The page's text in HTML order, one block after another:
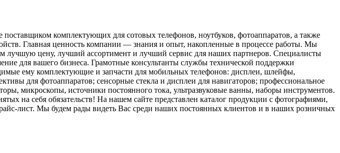
комплектующих для сотовых телефонов, ноутбуков, фотоаппаратов, а также
Главная ценность компании — знания и опыт, накопленные в процессе работы. Мы
лучшую цену, лучший ассортимент и лучший сервис для наших партнеров. Специалисты
для вашего бизнеса. Грамотные консультанты службы технической поддержки
ему комплектующие и запчасти для мобильных телефонов: дисплеи, шлейфы,
для фотоаппаратов; сенсорные стекла и дисплеи для навигаторов; профессиональное
микроскопы, источники постоянного тока, ультразвуковые ванны, наборы инструментов.
на себя обязательств! На нашем сайте представлен каталог продукции с фотографиями,
лист. Мы будем рады видеть Вас среди наших постоянных клиентов и в наших розничных